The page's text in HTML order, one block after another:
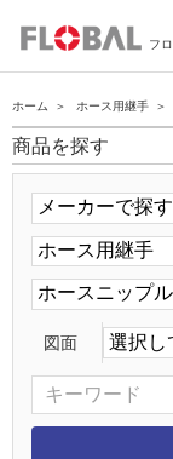
フ
ホーム ホース用継手
商品を探す
図面